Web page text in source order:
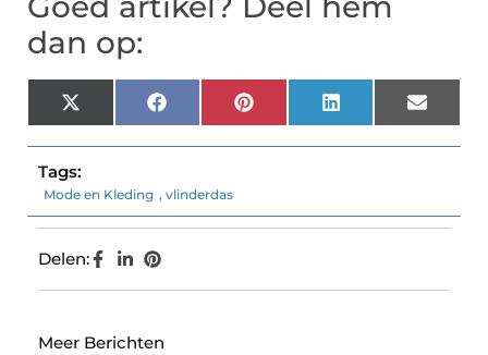
dan op:
X
(Twitter)
FacebookPinterest LinkedIn Email
Tags:
Mode en Kleding , vlinderdas
Delen:
Meer Berichten